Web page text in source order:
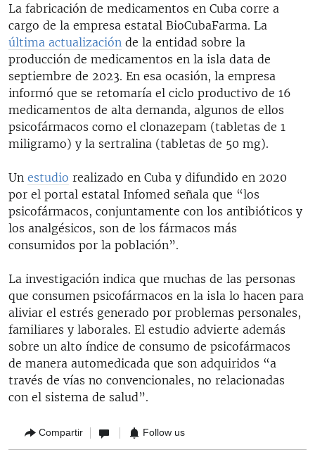
La fabricación de medicamentos en Cuba corre a
cargo de la empresa estatal BioCubaFarma. La
última actualización de la entidad sobre la
producción de medicamentos en la isla data de
septiembre de 2023. En esa ocasión, la empresa
informó que se retomaría el ciclo productivo de 16
medicamentos de alta demanda, algunos de ellos
psicofármacos como el clonazepam (tabletas de 1
miligramo) y la sertralina (tabletas de 50 mg).
Un estudio realizado en Cuba y difundido en 2020
por el portal estatal Infomed señala que “los
psicofármacos, conjuntamente con los antibióticos y
los analgésicos, son de los fármacos más
consumidos por la población”.
La investigación indica que muchas de las personas
que consumen psicofármacos en la isla lo hacen para
aliviar el estrés generado por problemas personales,
familiares y laborales. El estudio advierte además
sobre un alto índice de consumo de psicofármacos
de manera automedicada que son adquiridos “a
través de vías no convencionales, no relacionadas
con el sistema de salud”.
Compartir Follow us